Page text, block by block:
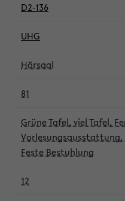
D2-136
UHG
Hörsaal
81
Grüne Tafel, viel Tafel,
Vorlesungsausstattung,
Feste Bestuhlung
12